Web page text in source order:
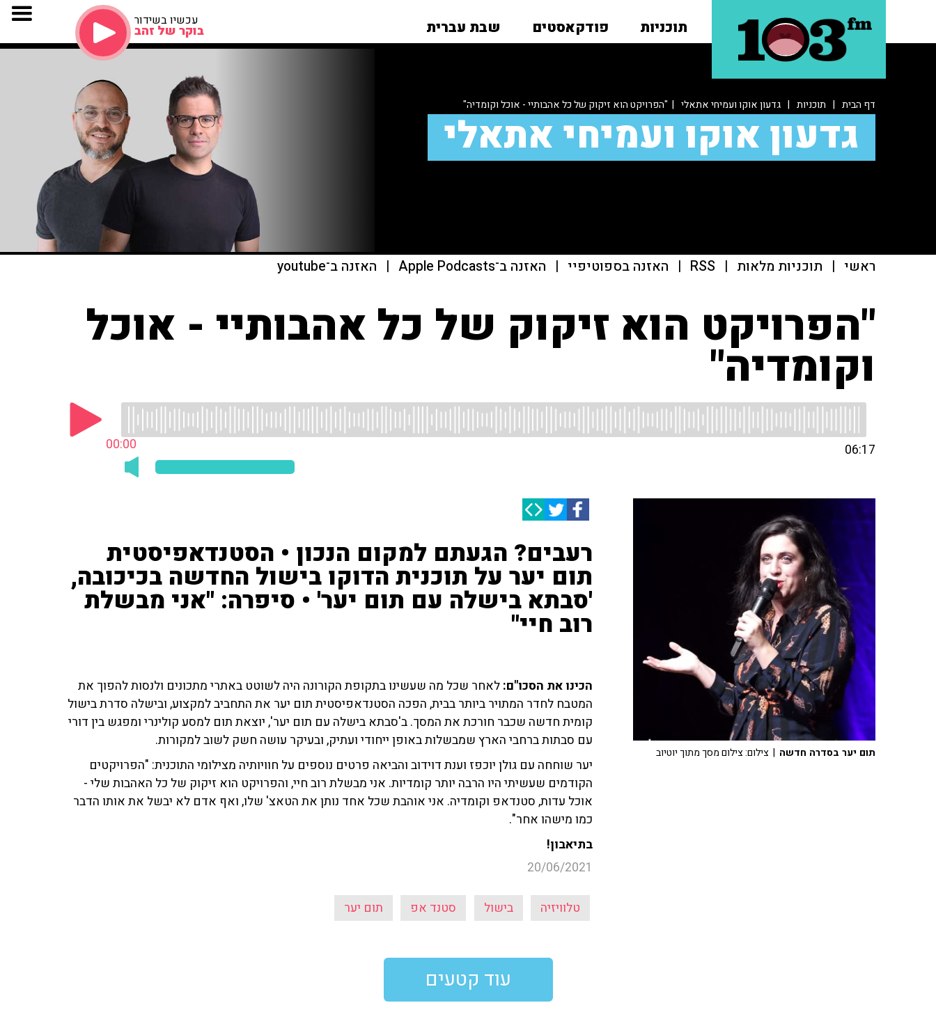
תוכניות פודקאסטים שבת עברית עכשיו בשידור
בוקר של זהב
דף הבית | תוכניות | גדעון אוקו ועמיחי אתאלי | "הפרויקט הוא זיקוק של כל אהבותיי - אוכל וקומדיה"
גדעון אוקו ועמיחי אתאלי
ראשי | תוכניות מלאות |
RSS
| האזנה בספוטיפיי | האזנה ב־Apple Podcasts | האזנה ב־youtube
"הפרויקט הוא זיקוק של כל אהבותיי - אוכל
וקומדיה"
00:00 06:17
רעבים? הגעתם למקום הנכון • הסטנדאפיסטית
תום יער על תוכנית הדוקו בישול החדשה בכיכובה,
'סבתא בישלה עם תום יער' • סיפרה: "אני מבשלת
רוב חיי"
הכינו את הסכו"ם: לאחר שכל מה שעשינו בתקופת הקורונה היה לשוטט באתרי מתכונים ולנסות להפוך את
המטבח לחדר המתויר ביותר בבית, הפכה הסטנדאפיסטית תום יער את התחביב למקצוע, ובישלה סדרת בישול
קומית חדשה שכבר חורכת את המסך. ב'סבתא בישלה עם תום יער', יוצאת תום למסע קולינרי ומפגש בין דורי
עם סבתות ברחבי הארץ שמבשלות באופן ייחודי ועתיק, ובעיקר עושה חשק לשוב למקורות.
יער שוחחה עם גולן יוכפז וענת דוידוב והביאה פרטים נוספים על חוויותיה מצילומי התוכנית: "הפרויקטים
הקודמים שעשיתי היו הרבה יותר קומדיות. אני מבשלת רוב חיי, והפרויקט הוא זיקוק של כל האהבות שלי -
אוכל עדות, סטנדאפ וקומדיה. אני אוהבת שכל אחד נותן את הטאצ' שלו, ואף אדם לא יבשל את אותו הדבר
כמו מישהו אחר".
בתיאבון!
20/06/2021
טלוויזיה בישול סטנד אפ תום יער
תום יער בסדרה חדשה | צילום: צילום מסך מתוך יוטיוב
עוד קטעים